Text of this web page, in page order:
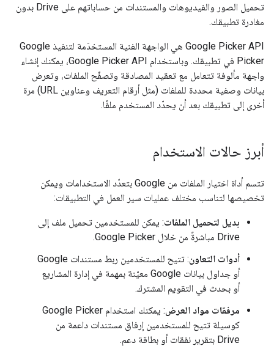
تحميل الصور والفيديوهات والمستندات من حساباتهم على Drive بدون
مغادرة تطبيقك.
‫Google Picker API هي الواجهة الفنية المستخدَمة لتنفيذ Google
Picker في تطبيقك. وباستخدام Google Picker API، يمكنك إنشاء
واجهة مألوفة تتعامل مع تعقيد المصادقة وتصفّح الملفات، وتعرض
بيانات وصفية محددة للملفات (مثل أرقام التعريف وعناوين URL) مرة
أخرى إلى تطبيقك بعد أن يحدّد المستخدم ملفًا.
أبرز حالات الاستخدام
تتسم أداة اختيار الملفات من Google بتعدّد الاستخدامات ويمكن
تخصيصها لتناسب مختلف عمليات سير العمل في التطبيقات:
بديل لتحميل الملفات: يمكن للمستخدمين تحميل ملف إلى
Drive مباشرةً من خلال Google Picker.
أدوات التعاون
: تتيح للمستخدمين ربط مستندات Google
أو جداول بيانات Google معيّنة بمهمة في إدارة المشاريع
أو بحدث في التقويم المشترك.
مرفقات مواد العرض
: يمكنك استخدام Google Picker
كوسيلة تتيح للمستخدمين إرفاق مستندات داعمة من
Drive بتقرير نفقات أو بطاقة دعم.